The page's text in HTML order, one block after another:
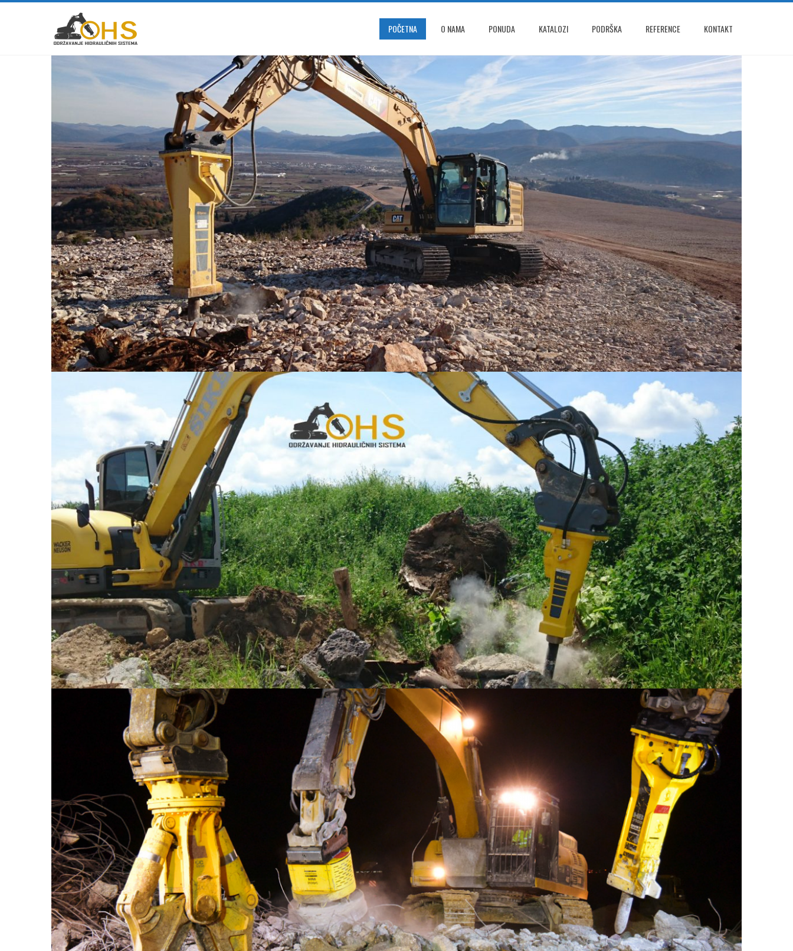
POČETNA O NAMA PONUDA KATALOZI PODRŠKA REFERENCE KONTAKT